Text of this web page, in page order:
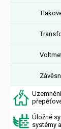
Úložné
systémy